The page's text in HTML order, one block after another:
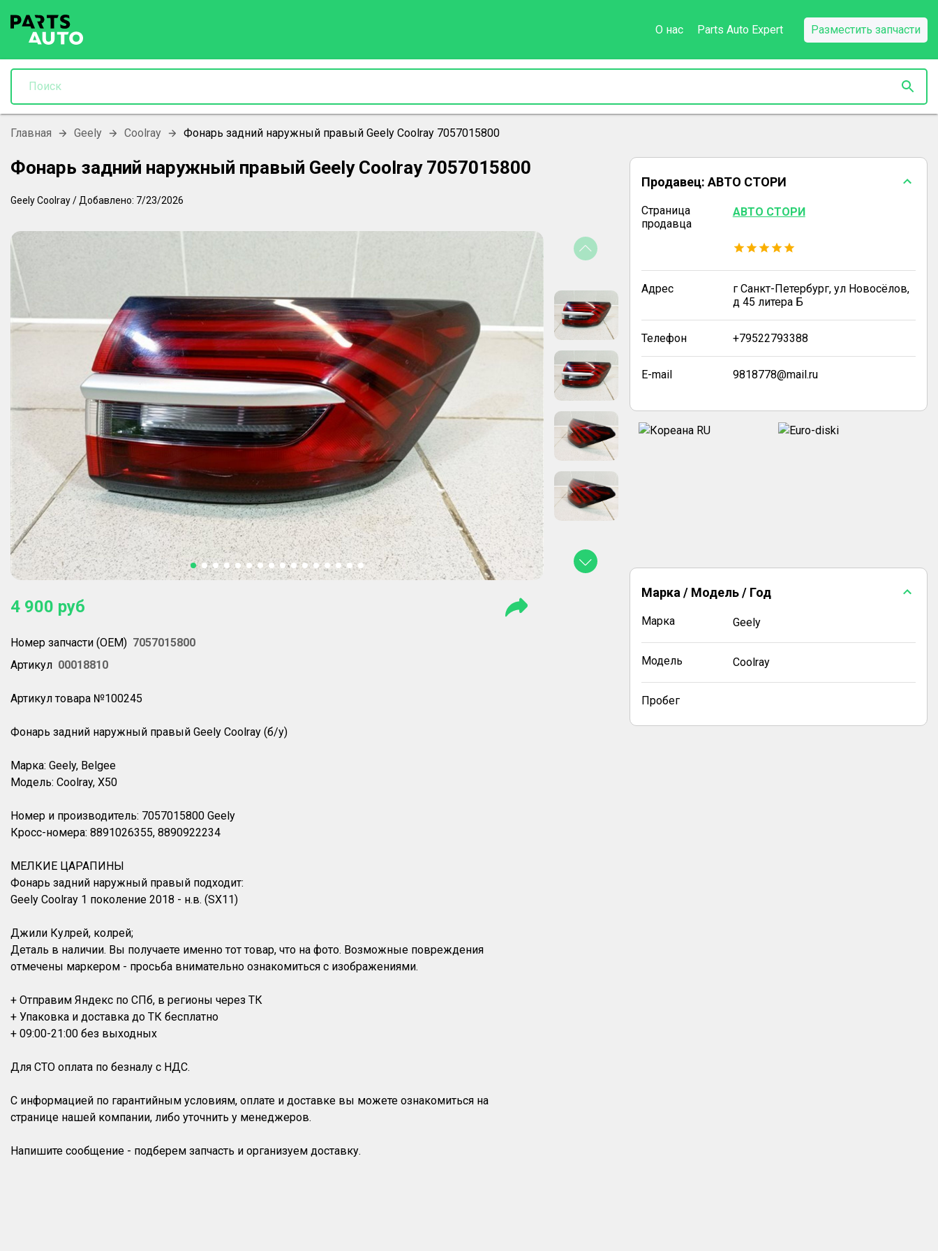
О нас Parts Auto Expert Разместить запчасти
Главная Geely Coolray Фонарь задний наружный правый Geely Coolray 7057015800
Фонарь задний наружный правый Geely Coolray 7057015800
GeelyCoolray/ Добавлено: 7/23/2026
4 900 руб
Номер запчасти (OEM) 7057015800
Артикул 00018810
Артикул товара №100245
Фонарь задний наружный правый Geely Coolray (б/у)
Марка: Geely, Belgee
Модель: Coolray, X50
Номер и производитель: 7057015800 Geely
Кросс-номера: 8891026355, 8890922234
МЕЛКИЕ ЦАРАПИНЫ
Фонарь задний наружный правый подходит:
Geely Coolray 1 поколение 2018 - н.в. (SX11)
Джили Кулрей, колрей;
Деталь в наличии. Вы получаете именно тот товар, что на фото. Возможные повреждения
отмечены маркером - просьба внимательно ознакомиться с изображениями.
+ Отправим Яндекс по СПб, в регионы через ТК
+ Упаковка и доставка до ТК бесплатно
+ 09:00-21:00 без выходных
Для СТО оплата по безналу с НДС.
С информацией по гарантийным условиям, оплате и доставке вы можете ознакомиться на
странице нашей компании, либо уточнить у менеджеров.
Продавец: АВТО СТОРИ
Страница
продавца
АВТО СТОРИ
Адрес
г Санкт-Петербург, ул Новосёлов,
д 45 литера Б
Телефон +79522793388
E-mail 9818778@mail.ru
Марка / Модель / Год
Марка Geely
Модель Coolray
Пробег